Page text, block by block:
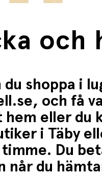
och
du shoppa i
och få
hem eller du
i Täby
Du
når du